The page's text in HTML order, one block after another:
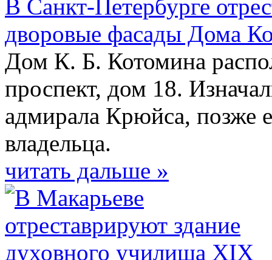
В Санкт-Петербурге
дворовые фасады Дома
Дом К. Б. Котомина
проспект, дом 18.
адмирала Крюйса, позже
владельца.
читать дальше »